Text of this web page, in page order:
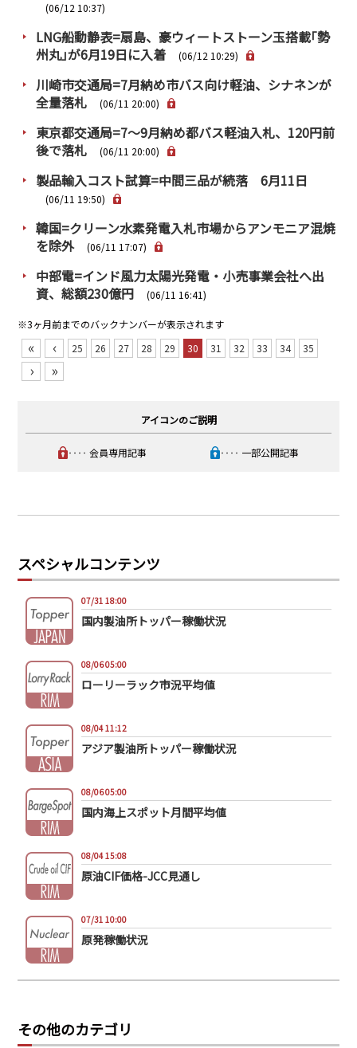
(06/12 10:37)
LNG船動静表=扇島、豪ウィートストーン玉搭載｢勢
州丸｣が6月19日に入着
(06/12 10:29)
川崎市交通局=7月納め市バス向け軽油、シナネンが
全量落札
(06/11 20:00)
東京都交通局=7～9月納め都バス軽油入札、120円前
後で落札
(06/11 20:00)
製品輸入コスト試算=中間三品が続落 6月11日
(06/11 19:50)
韓国=クリーン水素発電入札市場からアンモニア混焼
を除外
(06/11 17:07)
中部電=インド風力太陽光発電・小売事業会社へ出
資、総額230億円
(06/11 16:41)
※3ヶ月前までのバックナンバーが表示されます
« ‹ 25 26 27 28 29 30 31 32 33 34 35
› »
アイコンのご説明
‥‥ 会員専用記事 ‥‥ 一部公開記事
スペシャルコンテンツ
07/31 18:00
国内製油所トッパー稼働状況
08/06 05:00
ローリーラック市況平均値
08/04 11:12
アジア製油所トッパー稼働状況
08/06 05:00
国内海上スポット月間平均値
08/04 15:08
原油CIF価格-JCC見通し
07/31 10:00
原発稼働状況
その他のカテゴリ